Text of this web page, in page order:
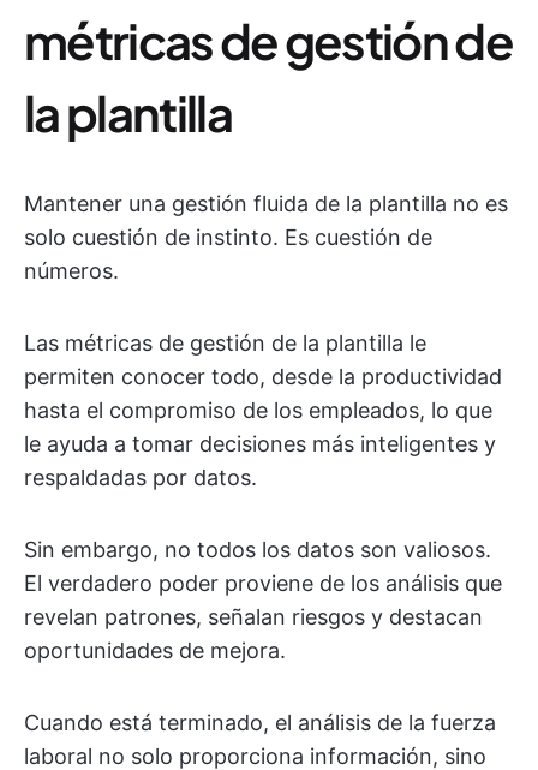
métricas de gestión de
la plantilla
Mantener una gestión fluida de la plantilla no es
solo cuestión de instinto. Es cuestión de
números.
Las métricas de gestión de la plantilla le
permiten conocer todo, desde la productividad
hasta el compromiso de los empleados, lo que
le ayuda a tomar decisiones más inteligentes y
respaldadas por datos.
Sin embargo, no todos los datos son valiosos.
El verdadero poder proviene de los análisis que
revelan patrones, señalan riesgos y destacan
oportunidades de mejora.
Cuando está terminado, el análisis de la fuerza
laboral no solo proporciona información, sino